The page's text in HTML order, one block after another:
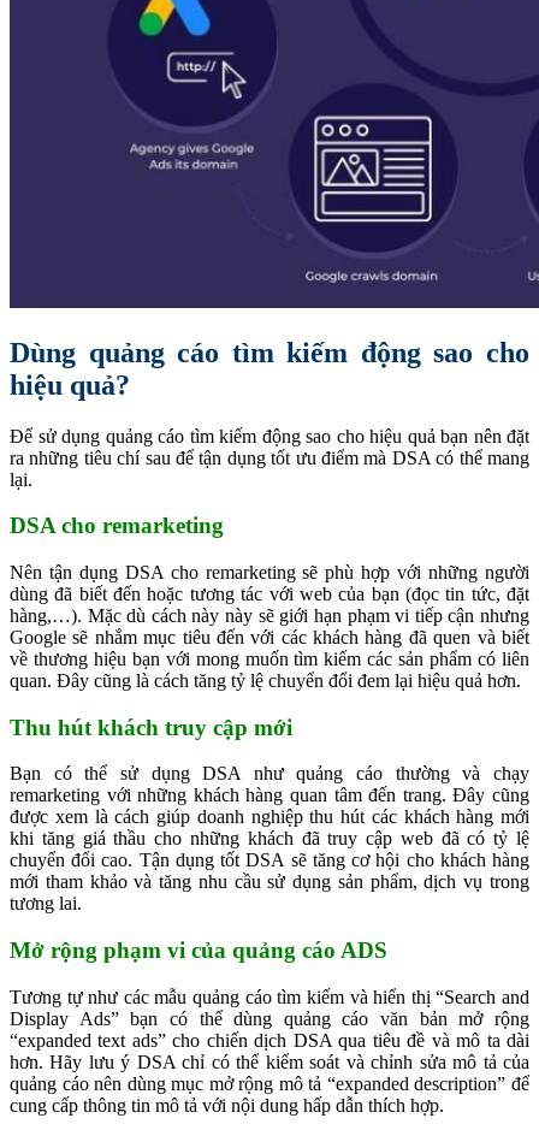
Dùng quảng cáo tìm kiếm động sao cho
hiệu quả?
Để sử dụng quảng cáo tìm kiếm động sao cho hiệu quả bạn nên đặt
ra những tiêu chí sau để tận dụng tốt ưu điểm mà DSA có thể mang
lại.
DSA cho remarketing
Nên tận dụng DSA cho remarketing sẽ phù hợp với những người
dùng đã biết đến hoặc tương tác với web của bạn (đọc tin tức, đặt
hàng,…). Mặc dù cách này này sẽ giới hạn phạm vi tiếp cận nhưng
Google sẽ nhắm mục tiêu đến với các khách hàng đã quen và biết
về thương hiệu bạn với mong muốn tìm kiếm các sản phẩm có liên
quan. Đây cũng là cách tăng tỷ lệ chuyển đổi đem lại hiệu quả hơn.
Thu hút khách truy cập mới
Bạn có thể sử dụng DSA như quảng cáo thường và chạy
remarketing với những khách hàng quan tâm đến trang. Đây cũng
được xem là cách giúp doanh nghiệp thu hút các khách hàng mới
khi tăng giá thầu cho những khách đã truy cập web đã có tỷ lệ
chuyển đổi cao. Tận dụng tốt DSA sẽ tăng cơ hội cho khách hàng
mới tham khảo và tăng nhu cầu sử dụng sản phẩm, dịch vụ trong
tương lai.
Mở rộng phạm vi của quảng cáo ADS
Tương tự như các mẫu quảng cáo tìm kiếm và hiển thị “Search and
Display Ads” bạn có thể dùng quảng cáo văn bản mở rộng
“expanded text ads” cho chiến dịch DSA qua tiêu đề và mô ta dài
hơn. Hãy lưu ý DSA chỉ có thể kiểm soát và chỉnh sửa mô tả của
quảng cáo nên dùng mục mở rộng mô tả “expanded description” để
cung cấp thông tin mô tả với nội dung hấp dẫn thích hợp.